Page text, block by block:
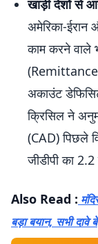
खाड़ी देशों से
अमेरिका-ईरान
काम करने वाले
अकाउंट
क्रिसिल ने
(CAD) पिछले
जीडीपी का
Also Read :
बड़ा बयान, सभी दावे